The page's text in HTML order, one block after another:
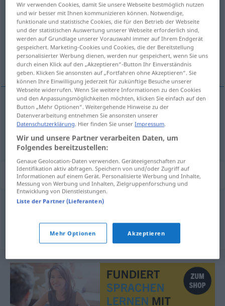
tore <prästør;torde;tort>
Übersicht aller Übersetzungen
(Für mehr Details die Übersetzung anklicken/antippen)
wagen, dürfen, mögen
wagen tore
dürfen ,mögen tore
Synonyme für "tore"
Wir verwenden Cookies, damit Sie unsere Webseite bestmöglich nutzen
und wir besser mit Ihnen kommunizieren können. Notwendige,
funktionale und statistische Cookies, die für den Betrieb der Webseite
und der statistischen Auswertung unserer Webseite erforderlich sind,
werden auf Grundlage unserer Vorauswahl immer auf Ihrem Endgerät
gespeichert. Marketing-Cookies und Cookies, die der Bereitstellung
personalisierter Werbung dienen, werden nur gespeichert, wenn Sie uns
durch einen Klick auf den „Akzeptieren“-Button Ihr Einverständnis
geben. Klicken Sie ansonsten auf „Fortfahren ohne Akzeptieren“. Sie
können Ihre Einwilligung jederzeit für zukünftige Besuche unserer
Webseite widerrufen. Wenn Sie weitere Informationen zu den Cookies
und den Anpassungsmöglichkeiten möchten, klicken Sie einfach auf den
Button „Mehr Optionen“. Weitergehende Hinweise zu der
Datenverarbeitung entnehmen Sie ansonsten unserer
Datenschutzerklärung. Hier finden Sie unserImpressum.
Wir und unsere Partner verarbeiten Daten, um
Folgendes bereitzustellen:
Genaue Geolocation-Daten verwenden. Geräteeigenschaften zur
Identifikation aktiv abfragen. Speichern von und/oder Zugriff auf
Informationen auf einem Gerät. Personalisierte Werbung und Inhalte,
Messung von Werbung und Inhalten, Zielgruppenforschung und
Entwicklung von Dienstleistungen.
Liste der Partner (Lieferanten)
Mehr Optionen Akzeptieren